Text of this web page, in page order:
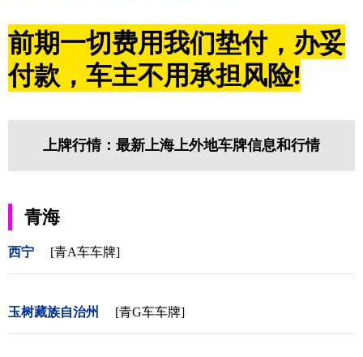
前期一切费用我们垫付，办妥
付款，车主不用承担风险!
上牌行情：最新上海上外地车牌信息和行情
青海
西宁 [青A车车牌]
玉树藏族自治州 [青G车车牌]